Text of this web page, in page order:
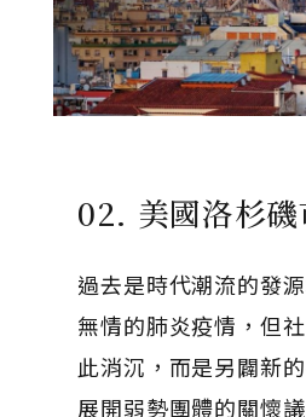
02. 美國洛杉磯
過去是時代潮流的發
無情的肺炎疫情，但
此消沉，而是另闢新
展開弱勢團體的關懷